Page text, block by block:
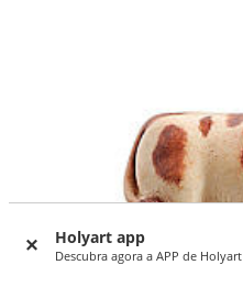
Holyart app
Descubra agora a APP de Holyart